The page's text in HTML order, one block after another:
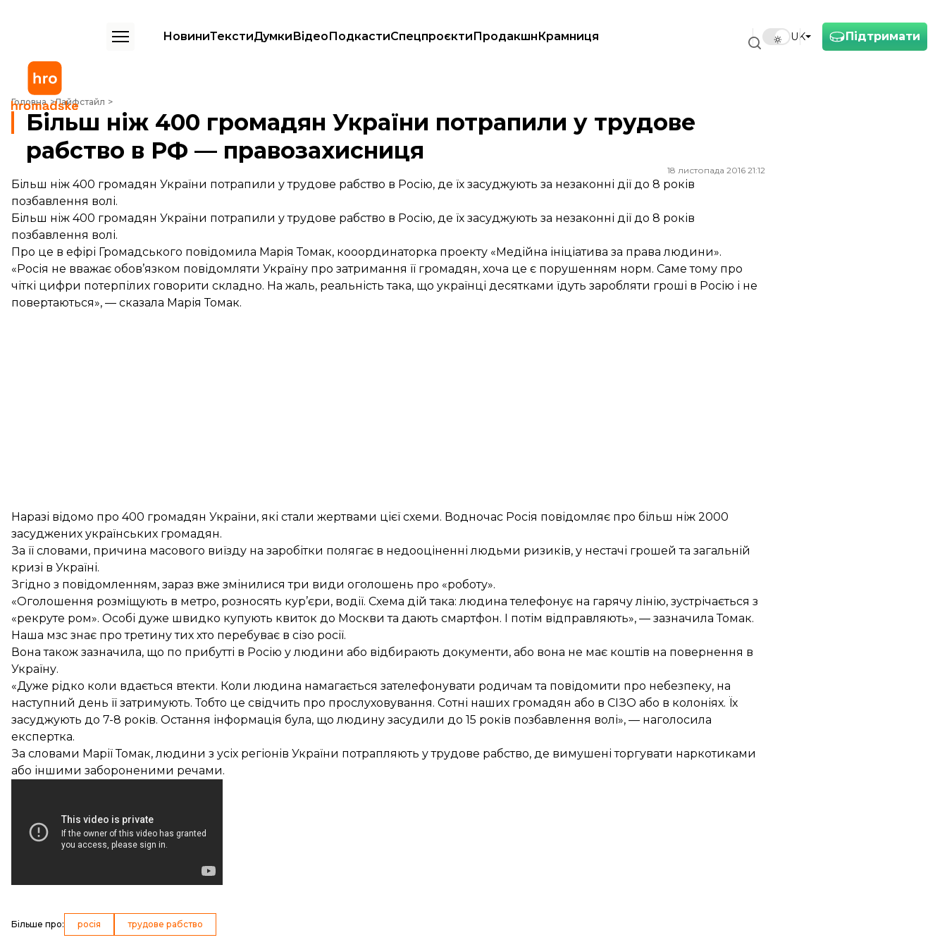
Підтримати
UK
НовиниТекстиДумкиВідеоПодкастиСпецпроєктиПродакшнКрамниця
Головна Лайфстайл
Більш ніж 400 громадян України потрапили у трудове рабство в РФ — правозахисниця
Більш ніж 400 громадян України потрапили у трудове
рабство в РФ — правозахисниця
18 листопада 2016 21:12
Більш ніж 400 громадян України потрапили у трудове рабство в Росію, де їх засуджують за незаконні дії до 8 років
позбавлення волі.
Більш ніж 400 громадян України потрапили у трудове рабство в Росію, де їх засуджують за незаконні дії до 8 років
позбавлення волі.
Про це в ефірі Громадського повідомила Марія Томак, кооординаторка проекту «Медійна ініціатива за права людини».
«Росія не вважає обов’язком повідомляти Україну про затримання її громадян, хоча це є порушенням норм. Саме тому про
чіткі цифри потерпілих говорити складно. На жаль, реальність така, що українці десятками їдуть заробляти гроші в Росію і не
повертаються», — сказала Марія Томак.
Наразі відомо про 400 громадян України, які стали жертвами цієї схеми. Водночас Росія повідомляє про більш ніж 2000
засуджених українських громадян.
За її словами, причина масового виїзду на заробітки полягає в недооціненні людьми ризиків, у нестачі грошей та загальній
кризі в Україні.
Згідно з повідомленням, зараз вже змінилися три види оголошень про «роботу».
«Оголошення розміщують в метро, розносять кур’єри, водії. Схема дій така: людина телефонує на гарячу лінію, зустрічається з
«рекруте ром». Особі дуже швидко купують квиток до Москви та дають смартфон. І потім відправляють», — зазначила Томак.
Наша мзс знає про третину тих хто перебуває в сізо росії.
Вона також зазначила, що по прибутті в Росію у людини або відбирають документи, або вона не має коштів на повернення в
Україну.
«Дуже рідко коли вдається втекти. Коли людина намагається зателефонувати родичам та повідомити про небезпеку, на
наступний день її затримують. Тобто це свідчить про прослуховування. Сотні наших громадян або в СІЗО або в колоніях. Їх
засуджують до 7-8 років. Остання інформація була, що людину засудили до 15 років позбавлення волі», — наголосила
експертка.
За словами Марії Томак, людини з усіх регіонів України потрапляють у трудове рабство, де вимушені торгувати наркотиками
або іншими забороненими речами.
Більше про: росія трудове рабство